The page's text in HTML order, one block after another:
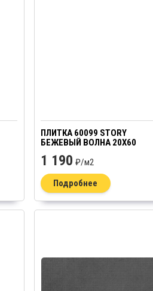
ПЛИТКА 60099 STORY
БЕЖЕВЫЙ ВОЛНА 20Х60
1 190 ₽/м2
Подробнее